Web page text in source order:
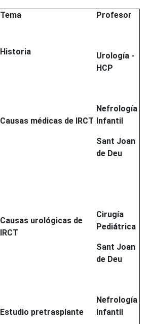
Tema Profesor
Historia
Urología -
HCP
Causas médicas de IRCT
Nefrología
Infantil
Sant Joan
de Deu
Causas urológicas de
IRCT
Cirugía
Pediátrica
Sant Joan
de Deu
Estudio pretrasplante
Nefrología
Infantil